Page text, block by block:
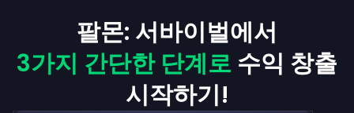
팔몬: 서바이벌에서
3가지 간단한 단계로 수익 창출
시작하기!